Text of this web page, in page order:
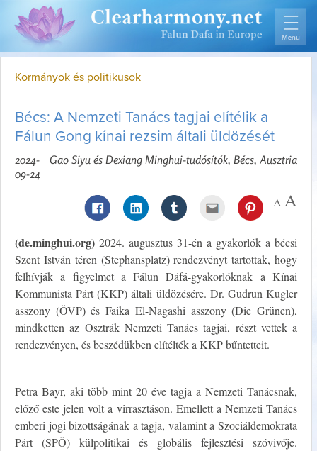
Kormányok és politikusok
Bécs: A Nemzeti Tanács tagjai elítélik a
Fálun Gong kínai rezsim általi üldözését
Gao Siyu és Dexiang Minghui-tudósítók, Bécs, Ausztria
2024-
09-24
(de.minghui.org) 2024. augusztus 31-én a gyakorlók a bécsi
Szent István téren (Stephansplatz) rendezvényt tartottak, hogy
felhívják a figyelmet a Fálun Dáfá-gyakorlóknak a Kínai
Kommunista Párt (KKP) általi üldözésére. Dr. Gudrun Kugler
asszony (ÖVP) és Faika El-Nagashi asszony (Die Grünen),
mindketten az Osztrák Nemzeti Tanács tagjai, részt vettek a
rendezvényen, és beszédükben elítélték a KKP bűntetteit.
Petra Bayr, aki több mint 20 éve tagja a Nemzeti Tanácsnak,
előző este jelen volt a virrasztáson. Emellett a Nemzeti Tanács
emberi jogi bizottságának a tagja, valamint a Szociáldemokrata
Párt (SPÖ) külpolitikai és globális fejlesztési szóvivője.